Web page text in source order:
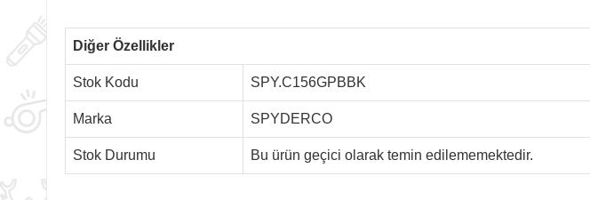
Diğer Özellikler
Stok Kodu SPY.C156GPBBK
Marka SPYDERCO
Stok Durumu Bu ürün geçici olarak temin edilememektedir.